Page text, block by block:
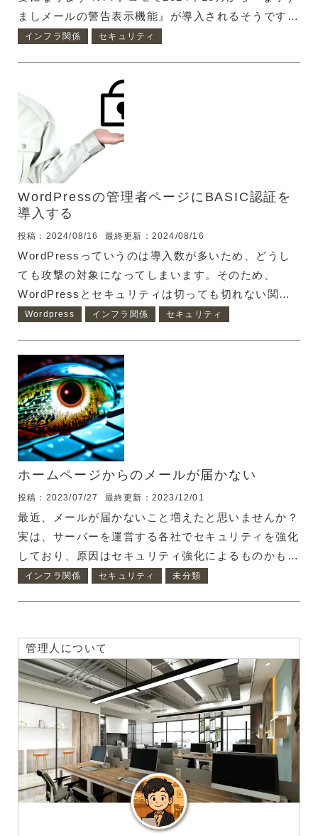
ましメールの警告表示機能』が導入されるそうです。
情報源：ドコモメール、10月から「なりすましメー
『なりすましメールの警告表示機能』って具体的に何
かというと、以下の２つのいずれかに該当するメール
に警告を表示するという物です。 フィッシング詐欺
的なメール DNSにDMARCが設定されていないドメ
インからのメール フィッシングメールの警告を表示
するというのが、具体的...
インフラ関係 セキュリティ
WordPressの管理者ページにBASIC認証を
導入する
投稿：2024/08/16 最終更新：2024/08/16
WordPressっていうのは導入数が多いため、どうし
ても攻撃の対象になってしまいます。そのため、
WordPressとセキュリティは切っても切れない関係
にあります。 セキュリティになるかわかりません
WordPressの管理画面にBASIC認証を導入しようと
思います。 BASIC認証の導入には以下の2つのファイ
ルが必要です。 .htaccess .htpasswd WordPressに
BASIC認証を導入：.htpasswdを作成 まず、BASIC
認証のIDとパスワードを生成しましょう。.htpasswd
を用意する時、LUFTTOOLSさんが便利なの...
Wordpress インフラ関係 セキュリティ
ホームページからのメールが届かない
投稿：2023/07/27 最終更新：2023/12/01
最近、メールが届かないこと増えたと思いませんか？
実は、サーバーを運営する各社でセキュリティを強化
しており、原因はセキュリティ強化によるものかもし
れません。 最近のメールセキュリティ強化の発端は
付されたWordファイルを開いて、マクロが実行され
ることでemotetに感染します。そして、パソコンが
emotetに感染すると、パソコンに設定されているメ
ールのアカウント情報やアドレス帳の情報を抜き出し
て、悪いやつのサーバーに勝手にデータを送信して...
インフラ関係 セキュリティ 未分類
管理人について